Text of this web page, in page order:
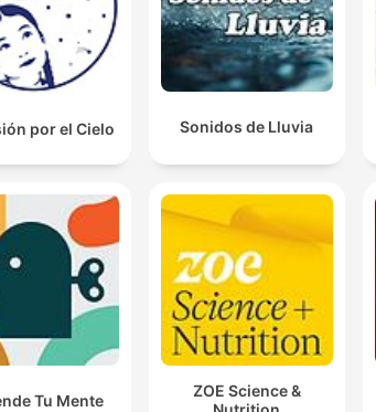
por el Cielo Sonidos de Lluvia
Tu Mente
ZOE Science &